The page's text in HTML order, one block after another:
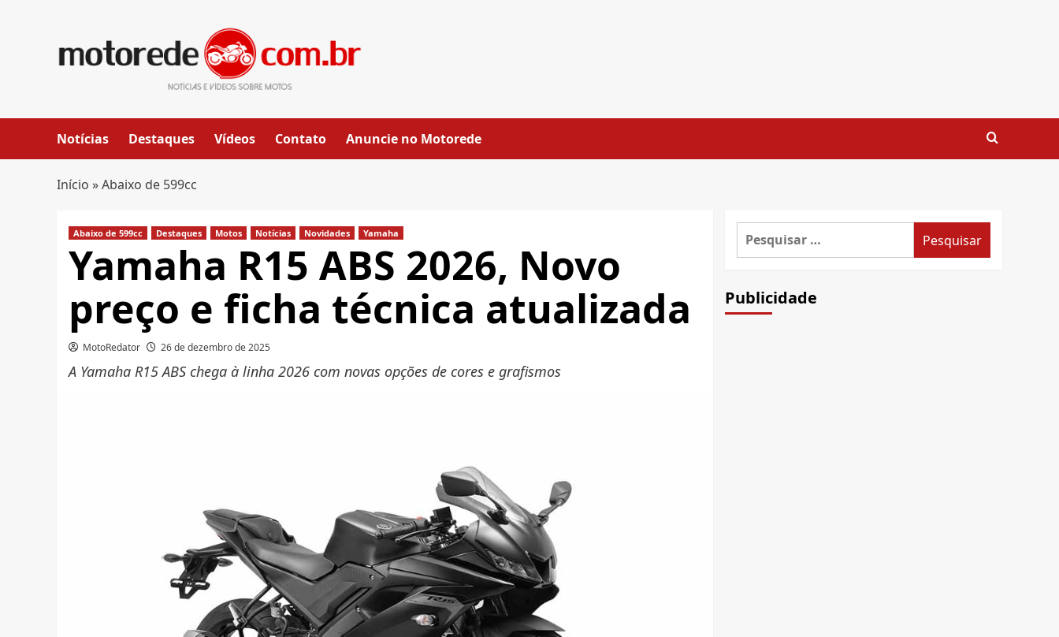
Notícias Destaques Vídeos Contato Anuncie no Motorede
Início »Abaixo de 599cc
Abaixo de 599cc Destaques Motos Notícias Novidades Yamaha
Yamaha R15 ABS 2026, Novo
preço e ficha técnica atualizada
MotoRedator 26 de dezembro de 2025
A Yamaha R15 ABS chega à linha 2026 com novas opções de cores e grafismos
Pesquisar
Publicidade